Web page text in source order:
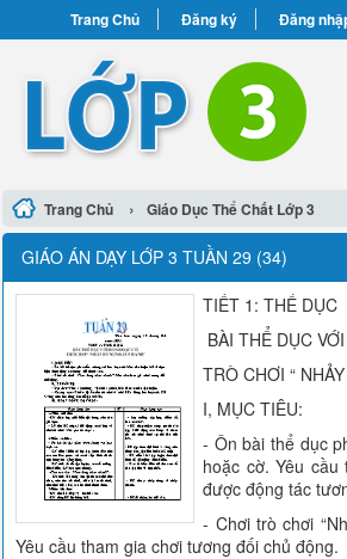
Trang Chủ Đăng ký Đăng
Trang Chủ › Giáo Dục Thể Chất Lớp 3
GIÁO ÁN DẠY LỚP 3 TUẦN 29 (34)
TIẾT 1: THỂ DỤC
BÀI THỂ DỤC
TRÒ CHƠI “
I, MỤC TIÊU:
- Ôn bài thể dục
hoặc cờ. Yêu
được động tác
- Chơi trò chơi
Yêu cầu tham gia chơi tương đối chủ động.